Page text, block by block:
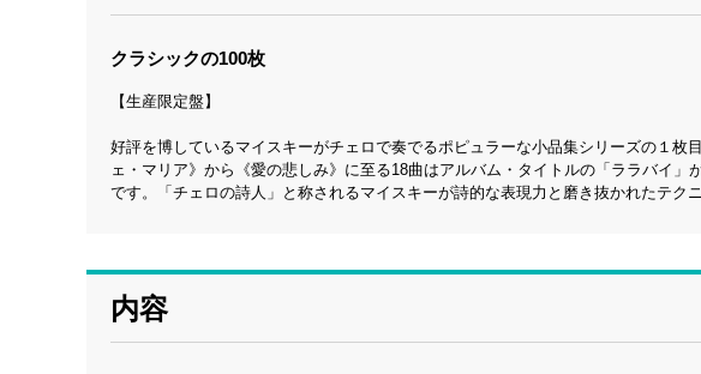
クラシックの100枚
【生産限定盤】
好評を博しているマイスキーがチェロで奏でるポピュラーな小品集シリーズの１
ェ・マリア》から《愛の悲しみ》に至る18曲はアルバム・タイトルの「ララバイ
です。「チェロの詩人」と称されるマイスキーが詩的な表現力と磨き抜かれたテク
内容